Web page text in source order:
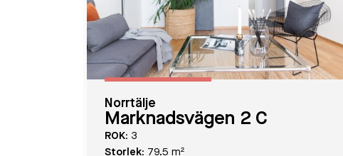
Norrtälje
Marknadsvägen 2 C
ROK: 3
Storlek: 79.5 m²